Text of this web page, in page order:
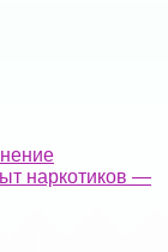
наркотиков —